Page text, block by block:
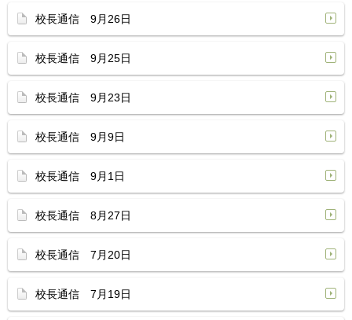
校長通信 9月26日
校長通信 9月25日
校長通信 9月23日
校長通信 9月9日
校長通信 9月1日
校長通信 8月27日
校長通信 7月20日
校長通信 7月19日